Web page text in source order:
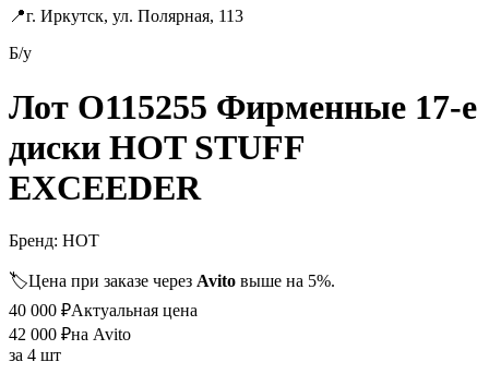
📍г. Иркутск, ул. Полярная, 113
Б/у
Лот O115255 Фирменные 17-е
диски HOT STUFF
EXCEEDER
Бренд: HOT
🏷️Цена при заказе через Avito выше на 5%.
40 000 ₽Актуальная цена
42 000 ₽на Avito
за 4 шт